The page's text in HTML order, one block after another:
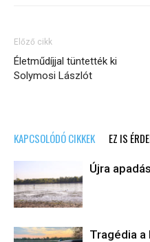
Előző cikk
Életműdíjjal tüntették ki
Solymosi Lászlót
KAPCSOLÓDÓ CIKKEK EZ IS
Újra
Tragédia a